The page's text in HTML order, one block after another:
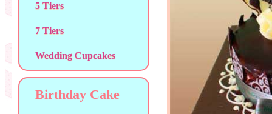
5 Tiers
7 Tiers
Wedding Cupcakes
Birthday Cake